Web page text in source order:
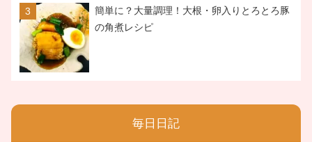
簡単に？大量調理！大根・卵入りとろとろ豚
の角煮レシピ
毎日日記